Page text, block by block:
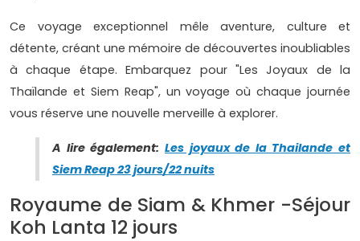
Ce voyage exceptionnel mêle aventure, culture et
détente, créant une mémoire de découvertes inoubliables
à chaque étape. Embarquez pour "Les Joyaux de la
Thaïlande et Siem Reap", un voyage où chaque journée
vous réserve une nouvelle merveille à explorer.
A lire également: Les joyaux de la Thailande et
Siem Reap 23 jours/22 nuits
Royaume de Siam & Khmer -Séjour
Koh Lanta 12 jours